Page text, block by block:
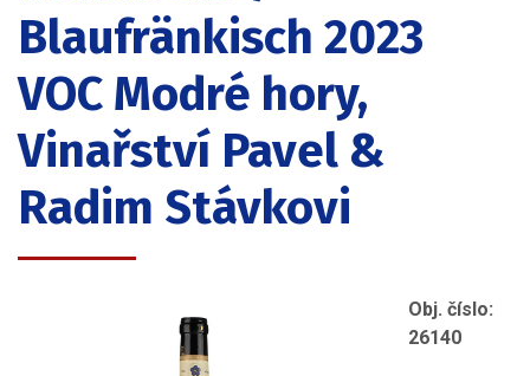
Blaufränkisch 2023
VOC Modré hory,
Vinařství Pavel &
Radim Stávkovi
Obj. číslo:
26140